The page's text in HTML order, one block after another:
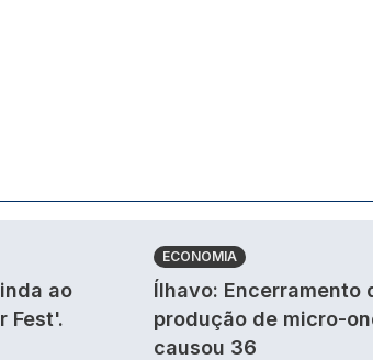
ao
Fest'.
ECONOMIA
Ílhavo: Encerramento
produção de micro-
causou 36